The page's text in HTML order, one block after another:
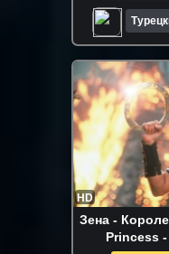
HD
Зена -
Princess